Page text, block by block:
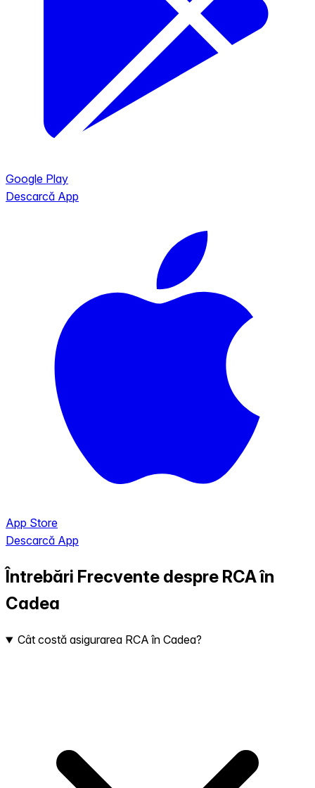
Google Play
Descarcă App
App Store
Descarcă App
Întrebări Frecvente despre RCA în
Cadea
Cât costă asigurarea RCA în Cadea?